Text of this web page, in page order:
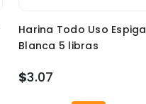
Harina Todo Uso Espiga
Blanca 5 libras
$3.07